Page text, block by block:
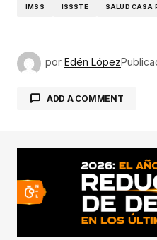
IMSS ISSSTE SALUD CASA
por Edén López
ADD A COMMENT